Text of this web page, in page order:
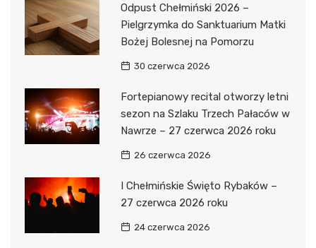
Odpust Chełmiński 2026 –
Pielgrzymka do Sanktuarium Matki
Bożej Bolesnej na Pomorzu
30 czerwca 2026
Fortepianowy recital otworzy letni
sezon na Szlaku Trzech Pałaców w
Nawrze – 27 czerwca 2026 roku
26 czerwca 2026
I Chełmińskie Święto Rybaków –
27 czerwca 2026 roku
24 czerwca 2026